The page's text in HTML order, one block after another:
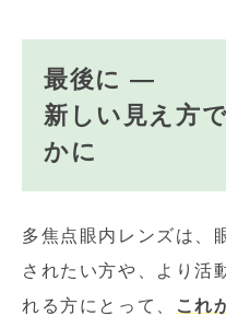
最後に ―
新しい見え方
かに
多焦点眼内レンズは、
されたい方や、より活
れる方にとって、
これ